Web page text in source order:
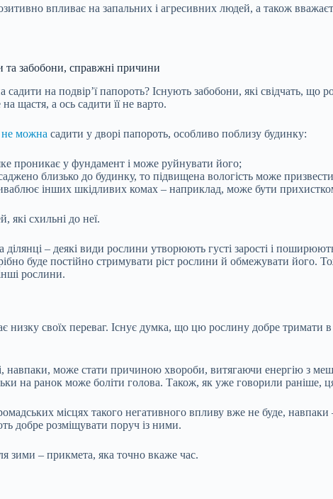
впливає на запальних і агресивних людей, а також
забобони, справжні причини
садити на подвір’ї папороть? Існують забобони, які свідчать,
щастя, а ось садити її не варто.
можна садити у дворі папороть, особливо поблизу будинку:
проникає у фундамент і може руйнувати його;
близько до будинку, то підвищена вологість може
інших шкідливих комах – наприклад, може бути
які схильні до неї.
– деякі види рослини утворюють густі зарості і
буде постійно стримувати ріст рослини й обмежувати його.
рослини.
своїх переваг. Існує думка, що цю рослину добре тримати в
може стати причиною хвороби, витягаючи енергію з
на ранок може боліти голова. Також, як уже говорили раніше,
місцях такого негативного впливу вже не буде,
добре розміщувати поруч із ними.
зими – прикмета, яка точно вкаже час.